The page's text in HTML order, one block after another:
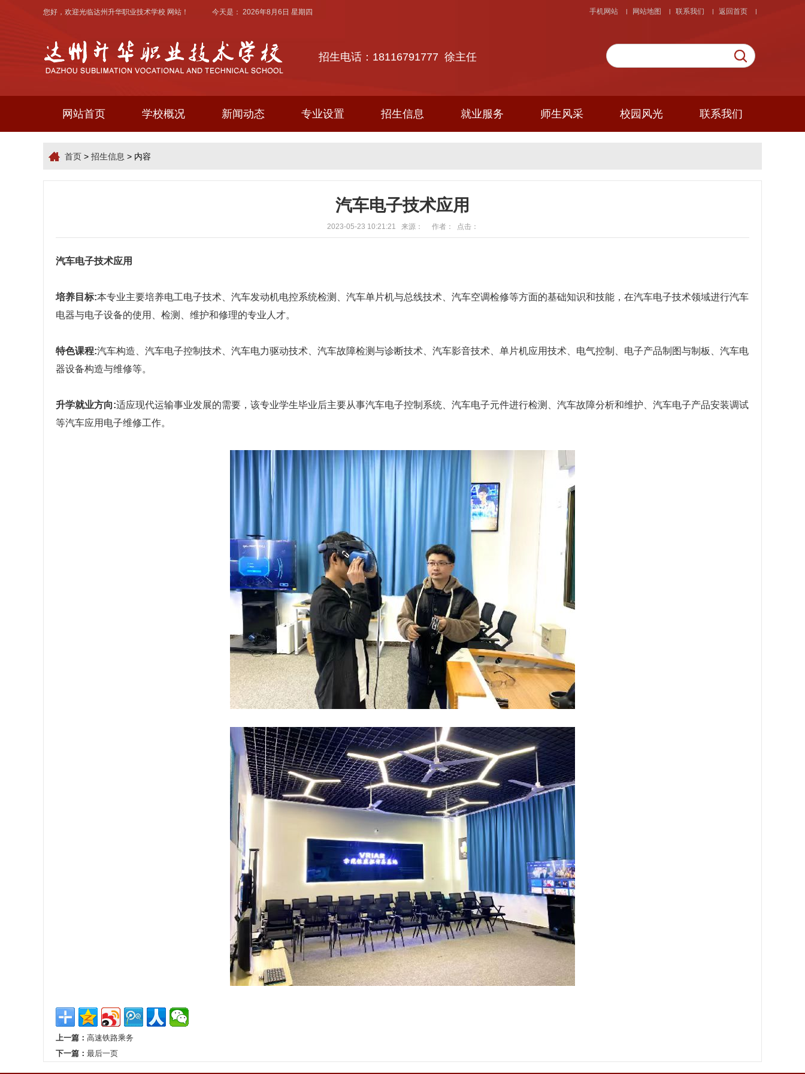
|
返回首页
|
联系我们
|
网站地图
|
手机网站
您好，欢迎光临达州升华职业技术学校 网站！ 今天是： 2026年8月6日 星期四
招生电话：18116791777 徐主任
网站首页 学校概况 新闻动态 专业设置 招生信息 就业服务 师生风采 校园风光 联系我们
首页 > 招生信息 > 内容
汽车电子技术应用
2023-05-23 10:21:21 来源： 作者： 点击：
汽车电子技术应用
培养目标:本专业主要培养电工电子技术、汽车发动机电控系统检测、汽车单片机与总线技术、汽车空调检修等方面的基础知识和技能，在汽车电子技术领域进行汽车
电器与电子设备的使用、检测、维护和修理的专业人才。
特色课程:汽车构造、汽车电子控制技术、汽车电力驱动技术、汽车故障检测与诊断技术、汽车影音技术、单片机应用技术、电气控制、电子产品制图与制板、汽车电
器设备构造与维修等。
升学就业方向:适应现代运输事业发展的需要，该专业学生毕业后主要从事汽车电子控制系统、汽车电子元件进行检测、汽车故障分析和维护、汽车电子产品安装调试
等汽车应用电子维修工作。
上一篇： 高速铁路乘务
下一篇： 最后一页